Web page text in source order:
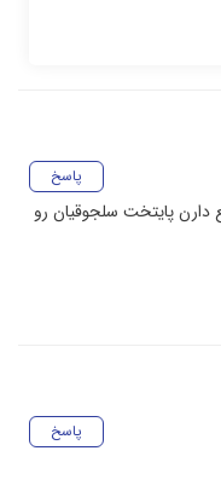
پاسخ
دارن پایتخت سلجوقیان رو
پاسخ